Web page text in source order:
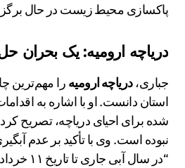
پاکسازی محیط زیست در حال
دریاچه ارومیه: یک بحران
جباری،دریاچه ارومیه را
استان دانست. او با اشاره به
شده برای احیای دریاچه، تصریح
نبوده است. وی با تأکید بر عدم
“در سال آبی جاری تا تاریخ ۱۱ خرداد، تنها